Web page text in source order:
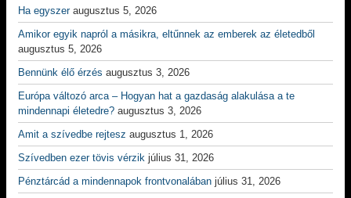
Ha egyszer augusztus 5, 2026
Amikor egyik napról a másikra, eltűnnek az emberek az életedből
augusztus 5, 2026
Bennünk élő érzés augusztus 3, 2026
Európa változó arca – Hogyan hat a gazdaság alakulása a te
mindennapi életedre? augusztus 3, 2026
Amit a szívedbe rejtesz augusztus 1, 2026
Szívedben ezer tövis vérzik július 31, 2026
Pénztárcád a mindennapok frontvonalában július 31, 2026